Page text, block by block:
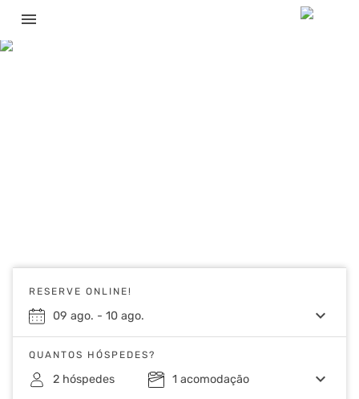
menu
RESERVE ONLINE!
09 ago. - 10 ago. keyboard_arrow_down
QUANTOS HÓSPEDES?
2 hóspedes 1 acomodação keyboard_arrow_down